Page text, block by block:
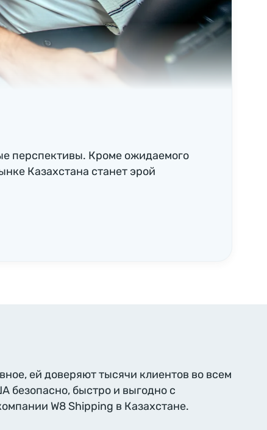
перспективы. Кроме ожидаемого
Казахстана станет эрой
ей доверяют тысячи клиентов во всем
безопасно, быстро и выгодно с
W8 Shipping в Казахстане.